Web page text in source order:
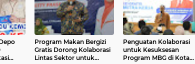
Program Makan Bergizi
Gratis Dorong Kolaborasi
Lintas Sektor untuk
Penguatan Kolaborasi
untuk Kesuksesan
Program MBG di Kota